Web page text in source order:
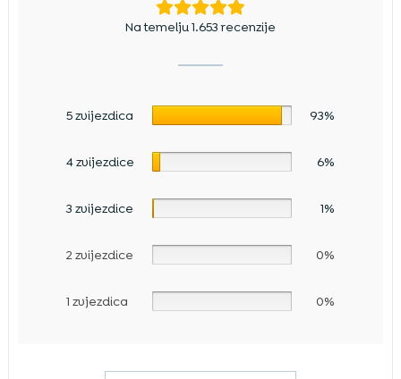
Na temelju 1.653 recenzije
5 zvijezdica 93%
4 zvijezdice 6%
3 zvijezdice 1%
2 zvijezdice 0%
1 zvjezdica 0%